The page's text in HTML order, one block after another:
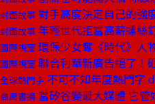
封面故事 對手高度決定自己的強
封面故事 年輕世代拒當高薪螺絲
國際視窗 環保少女奪《時代》人
國際視窗 聯合利華新廣告絕了！
全球熱門字 不可不知年度熱門字
商周書摘 當矽谷變最大媒體 它管